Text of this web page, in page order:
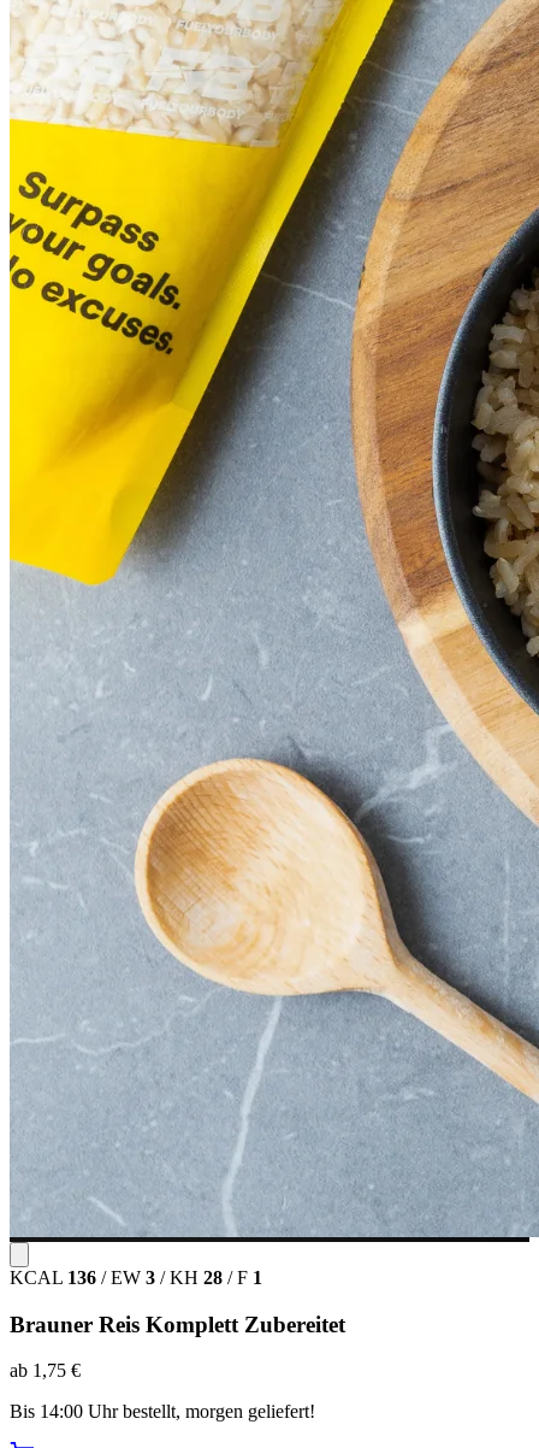
KCAL 136 / EW 3 / KH 28 / F 1
Brauner Reis Komplett Zubereitet
ab 1,75 €
Bis 14:00 Uhr bestellt, morgen geliefert!